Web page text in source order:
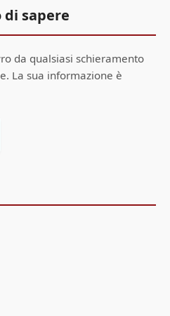
sapere
da qualsiasi schieramento
La sua informazione è